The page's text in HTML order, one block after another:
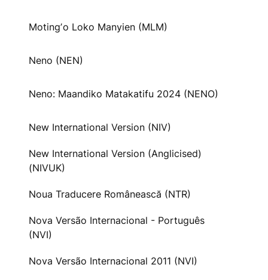
Motingʼo Loko Manyien (MLM)
Neno (NEN)
Neno: Maandiko Matakatifu 2024 (NENO)
New International Version (NIV)
New International Version (Anglicised)
(NIVUK)
Noua Traducere Românească (NTR)
Nova Versão Internacional - Português
(NVI)
Nova Versão Internacional 2011 (NVI)